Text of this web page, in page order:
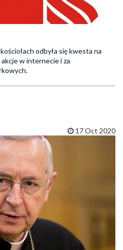
odbyła się kwesta na
w internecie i za
17 Oct 2020